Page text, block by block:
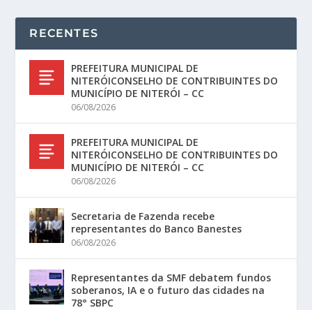
RECENTES
PREFEITURA MUNICIPAL DE
NITERÓICONSELHO DE CONTRIBUINTES DO
MUNICÍPIO DE NITERÓI – CC
06/08/2026
PREFEITURA MUNICIPAL DE
NITERÓICONSELHO DE CONTRIBUINTES DO
MUNICÍPIO DE NITERÓI – CC
06/08/2026
Secretaria de Fazenda recebe
representantes do Banco Banestes
06/08/2026
Representantes da SMF debatem fundos
soberanos, IA e o futuro das cidades na
78° SBPC